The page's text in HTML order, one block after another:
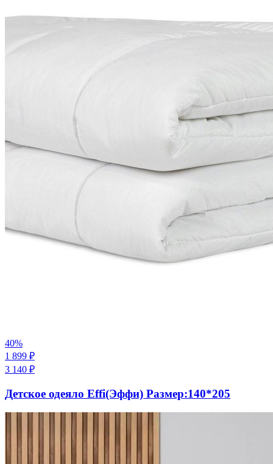
40%
1 899 ₽
3 140 ₽
Детское одеяло Effi(Эффи) Размер:140*205